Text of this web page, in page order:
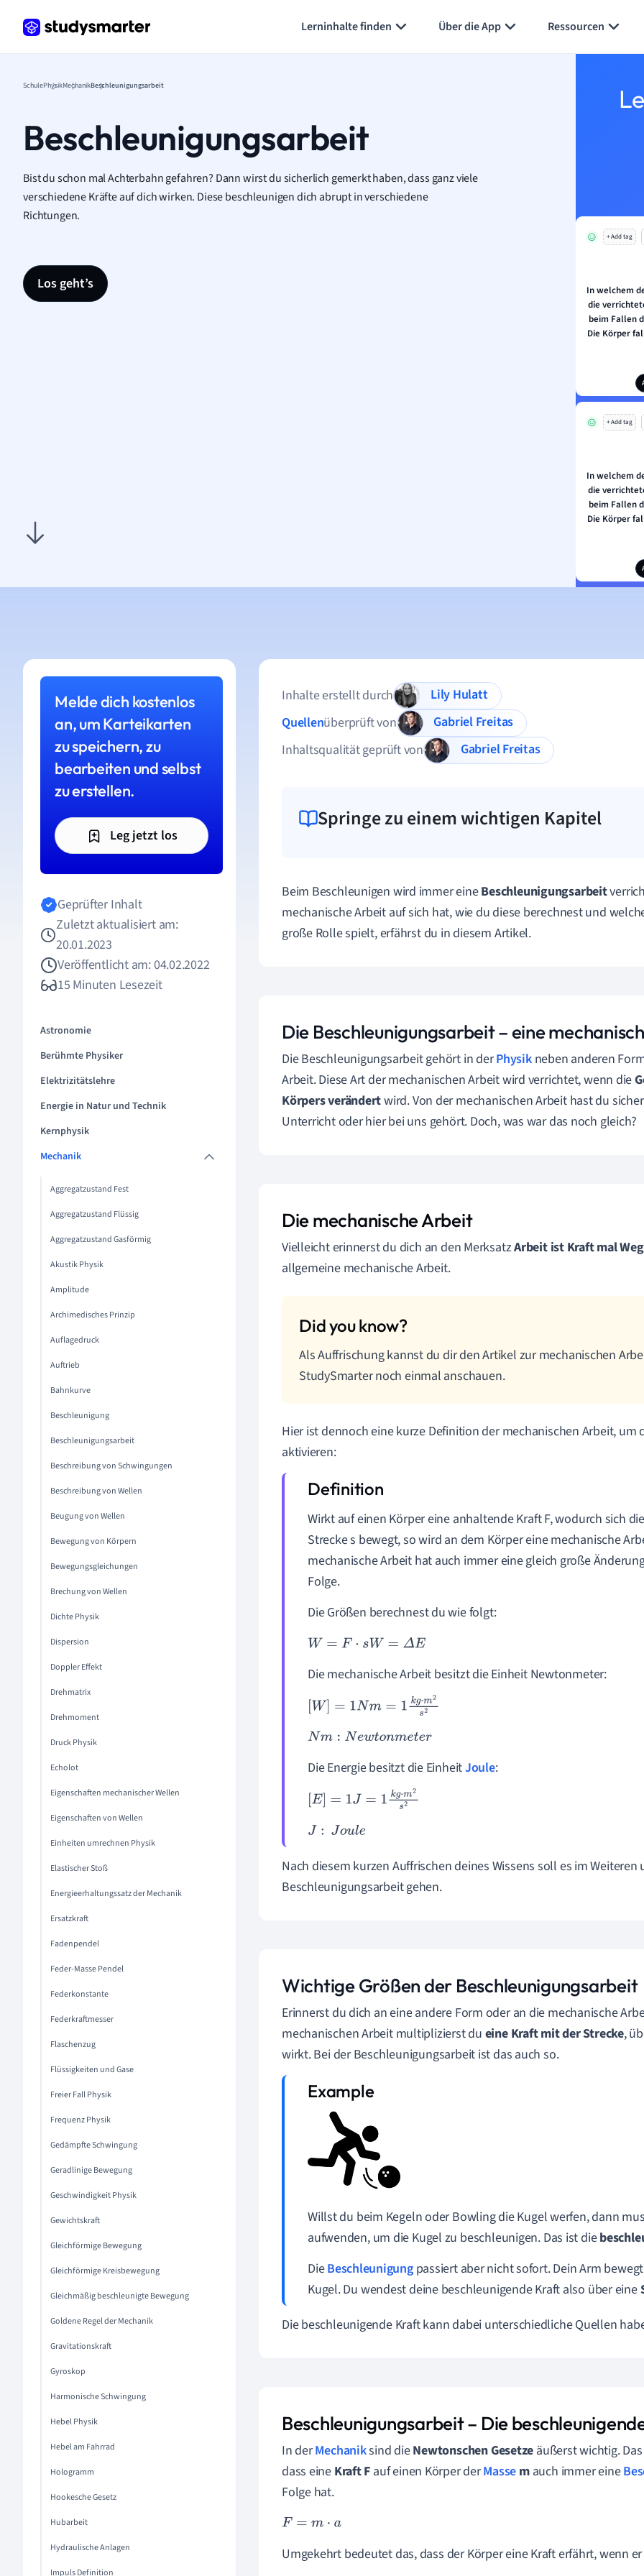
Lerninhalte finden Über die App Ressourcen
SchulePhysikMechanikBeschleunigungsarbeit
Beschleunigungsarbeit
Bist du schon mal Achterbahn gefahren? Dann wirst du sicherlich gemerkt haben, dass ganz viele
verschiedene Kräfte auf dich wirken. Diese beschleunigen dich abrupt in verschiedene
Richtungen.
Los geht’s
+ Add tag
In welchem
die
beim Fallen
Die Körper
+ Add tag
In welchem
die
beim Fallen
Die Körper
Melde dich kostenlos
an, um Karteikarten
zu speichern, zu
bearbeiten und selbst
zu erstellen.
Leg jetzt los
Geprüfter Inhalt
Zuletzt aktualisiert am:
20.01.2023
Veröffentlicht am: 04.02.2022
15 Minuten Lesezeit
Astronomie
Berühmte Physiker
Elektrizitätslehre
Energie in Natur und Technik
Kernphysik
Mechanik
Aggregatzustand Fest
Aggregatzustand Flüssig
Aggregatzustand Gasförmig
Akustik Physik
Amplitude
Archimedisches Prinzip
Auflagedruck
Auftrieb
Bahnkurve
Beschleunigung
Beschleunigungsarbeit
Beschreibung von Schwingungen
Beschreibung von Wellen
Beugung von Wellen
Bewegung von Körpern
Bewegungsgleichungen
Brechung von Wellen
Dichte Physik
Dispersion
Doppler Effekt
Drehmatrix
Drehmoment
Druck Physik
Echolot
Eigenschaften mechanischer Wellen
Eigenschaften von Wellen
Einheiten umrechnen Physik
Elastischer Stoß
Energieerhaltungssatz der Mechanik
Ersatzkraft
Fadenpendel
Feder-Masse Pendel
Federkonstante
Federkraftmesser
Flaschenzug
Flüssigkeiten und Gase
Freier Fall Physik
Frequenz Physik
Gedämpfte Schwingung
Geradlinige Bewegung
Geschwindigkeit Physik
Gewichtskraft
Gleichförmige Bewegung
Gleichförmige Kreisbewegung
Gleichmäßig beschleunigte Bewegung
Goldene Regel der Mechanik
Gravitationskraft
Gyroskop
Harmonische Schwingung
Hebel Physik
Hebel am Fahrrad
Hologramm
Hookesche Gesetz
Hubarbeit
Hydraulische Anlagen
Impuls Definition
Inhalte erstellt durch
Lily Hulatt
Quellenüberprüft von
Gabriel Freitas
Inhaltsqualität geprüft von
Gabriel Freitas
Springe zu einem wichtigen Kapitel
Beim Beschleunigen wird immer eineBeschleunigungsarbeit
mechanische Arbeit auf sich hat, wie du diese berechnest und
große Rolle spielt, erfährst du in diesem Artikel.
Die Beschleunigungsarbeit – eine
Die Beschleunigungsarbeit gehört in derPhysikneben anderen
Arbeit. Diese Art der mechanischen Arbeit wird verrichtet, wenn die
Körpers verändertwird. Von der mechanischen Arbeit hast du
Unterricht oder hier bei uns gehört. Doch, was war das noch gleich?
Die mechanische Arbeit
Vielleicht erinnerst du dich an den MerksatzArbeit ist Kraft mal Weg
allgemeine mechanische Arbeit.
Als Auffrischung kannst du dir den Artikel zur mechanischen
StudySmarter noch einmal anschauen.
Hier ist dennoch eine kurze Definition der mechanischen Arbeit, um
aktivieren:
Wirkt auf einen Körper eine anhaltende Kraft F, wodurch sich
Strecke s bewegt, so wird an dem Körper eine mechanische
mechanische Arbeit hat auch immer eine gleich große
Folge.
Die Größen berechnest du wie folgt:
W= F·s W= Δ E
Die mechanische Arbeit besitzt die Einheit Newtonmeter:
W=1 Nm =1kg·m2s 2
Nm:Ne wtonmeter
Die Energie besitzt die EinheitJoule:
E=1 J=1 kg· m2 s2
J: J ule
Nach diesem kurzen Auffrischen deines Wissens soll es im Weiteren
Beschleunigungsarbeit gehen.
Wichtige Größen der Beschleunigungsarbeit
Erinnerst du dich an eine andere Form oder an die mechanische
mechanischen Arbeit multiplizierst du eine Kraft mit der Strecke,
wirkt. Bei der Beschleunigungsarbeit ist das auch so.
Willst du beim Kegeln oder Bowling die Kugel werfen, dann
aufwenden, um die Kugel zu beschleunigen. Das ist die
DieBeschleunigungpassiert aber nicht sofort. Dein Arm
Kugel. Du wendest deine beschleunigende Kraft also über eine
Die beschleunigende Kraft kann dabei unterschiedliche Quellen
Beschleunigungsarbeit – Die
In derMechaniksind dieNewtonschen Gesetze äußerst wichtig.
dass eine Kraft F auf einen Körper derMasse mauch immer eine
Folge hat.
F= m· a
Umgekehrt bedeutet das, dass der Körper eine Kraft erfährt, wenn